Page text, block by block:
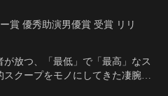
賞 優秀助演男優賞 受賞 リリ
放つ、「最低」で「最高」なス
クープをモノにしてきた凄腕カ